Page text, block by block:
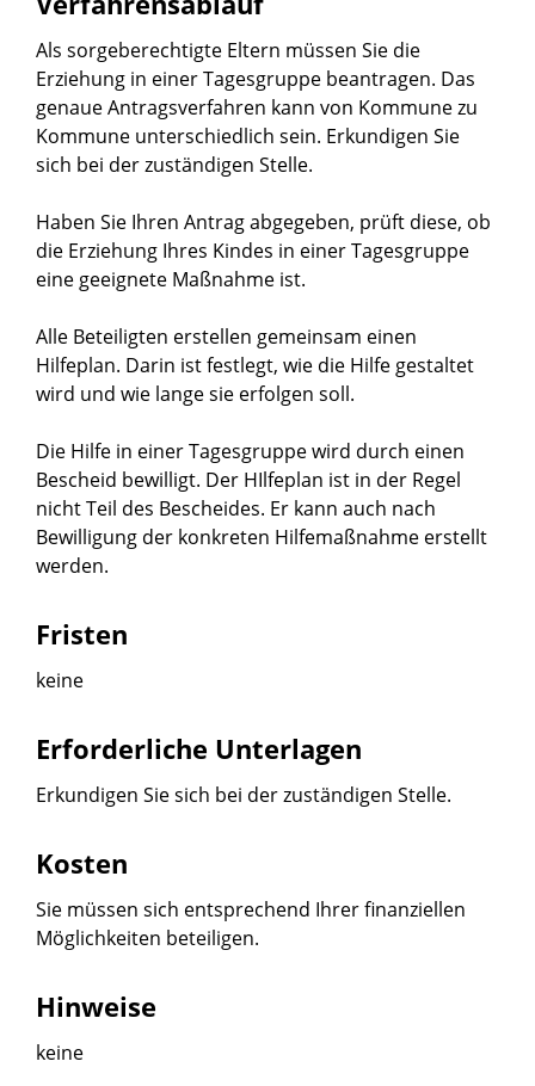
Als sorgeberechtigte Eltern müssen Sie die
Erziehung in einer Tagesgruppe beantragen. Das
genaue Antragsverfahren kann von Kommune zu
Kommune unterschiedlich sein. Erkundigen Sie
sich bei der zuständigen Stelle.
Haben Sie Ihren Antrag abgegeben, prüft diese, ob
die Erziehung Ihres Kindes in einer Tagesgruppe
eine geeignete Maßnahme ist.
Alle Beteiligten erstellen gemeinsam einen
Hilfeplan. Darin ist festlegt, wie die Hilfe gestaltet
wird und wie lange sie erfolgen soll.
Die Hilfe in einer Tagesgruppe wird durch einen
Bescheid bewilligt. Der HIlfeplan ist in der Regel
nicht Teil des Bescheides. Er kann auch nach
Bewilligung der konkreten Hilfemaßnahme erstellt
werden.
Fristen
keine
Erforderliche Unterlagen
Erkundigen Sie sich bei der zuständigen Stelle.
Kosten
Sie müssen sich entsprechend Ihrer finanziellen
Möglichkeiten beteiligen.
Hinweise
keine